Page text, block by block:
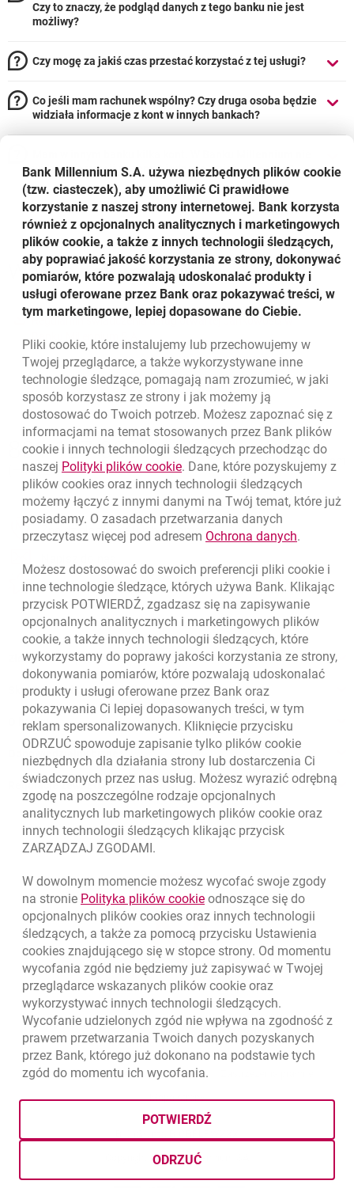
Czy to znaczy, że podgląd danych z tego banku nie jest
możliwy?
Czy mogę za jakiś czas przestać korzystać z tej usługi?
Co jeśli mam rachunek wspólny? Czy druga osoba będzie
widziała informacje z kont w innych bankach?
widzę informacji na temat jednego z nich, dlaczego?
Ważnedokumenty
???link.opens.in.new.window???
Regulamin świadczenia usług otwartej bankowości w
Nawigacja dolna
Zadzwoń do nas
801 127 000
(+48) 22 598 41 33
Migam
Znajdź placówkę lub bankomat otwiera się w nowej karcie
Oceń nas otwiera się w nowej karcie
Złóż wniosek przez internet
Skontaktuj się ze Specjalistą
O banku
Odpowiedzialny biznes
Regulacje zewnętrzne
Ochrona danychotwiera się w nowej karcie
Ustawieniacookies
Mapa stronyotwiera się w nowej karcie
© Bank Millennium SA
Bank Millennium S.A. używa niezbędnych plików cookie
(tzw. ciasteczek), aby umożliwić Ci prawidłowe
korzystanie z naszej strony internetowej. Bank korzysta
również z opcjonalnych analitycznych i marketingowych
plików cookie, a także z innych technologii śledzących,
aby poprawiać jakość korzystania ze strony, dokonywać
pomiarów, które pozwalają udoskonalać produkty i
usługi oferowane przez Bank oraz pokazywać treści, w
tym marketingowe, lepiej dopasowane do Ciebie.
Pliki cookie, które instalujemy lub przechowujemy w
Twojej przeglądarce, a także wykorzystywane inne
technologie śledzące, pomagają nam zrozumieć, w jaki
sposób korzystasz ze strony i jak możemy ją
dostosować do Twoich potrzeb. Możesz zapoznać się z
informacjami na temat stosowanych przez Bank plików
cookie i innych technologii śledzących przechodząc do
naszej Polityki plików cookielink otwiera się w nowym oknie
. Dane, które pozyskujemy z
plików cookies oraz innych technologii śledzących
możemy łączyć z innymi danymi na Twój temat, które już
posiadamy. O zasadach przetwarzania danych
przeczytasz więcej pod adresem Ochrona danychlink
.
Możesz dostosować do swoich preferencji pliki cookie i
inne technologie śledzące, których używa Bank. Klikając
przycisk POTWIERDŹ, zgadzasz się na zapisywanie
opcjonalnych analitycznych i marketingowych plików
cookie, a także innych technologii śledzących, które
wykorzystamy do poprawy jakości korzystania ze strony,
dokonywania pomiarów, które pozwalają udoskonalać
produkty i usługi oferowane przez Bank oraz
pokazywania Ci lepiej dopasowanych treści, w tym
reklam spersonalizowanych. Kliknięcie przycisku
ODRZUĆ spowoduje zapisanie tylko plików cookie
niezbędnych dla działania strony lub dostarczenia Ci
świadczonych przez nas usług. Możesz wyrazić odrębną
zgodę na poszczególne rodzaje opcjonalnych
analitycznych lub marketingowych plików cookie oraz
innych technologii śledzących klikając przycisk
ZARZĄDZAJ ZGODAMI.
W dowolnym momencie możesz wycofać swoje zgody
na stronie Polityka plików cookielink otwiera się w nowym
odnoszące się do
opcjonalnych plików cookies oraz innych technologii
śledzących, a także za pomocą przycisku Ustawienia
cookies znajdującego się w stopce strony. Od momentu
wycofania zgód nie będziemy już zapisywać w Twojej
przeglądarce wskazanych plików cookie oraz
wykorzystywać innych technologii śledzących.
Wycofanie udzielonych zgód nie wpływa na zgodność z
prawem przetwarzania Twoich danych pozyskanych
przez Bank, którego już dokonano na podstawie tych
zgód do momentu ich wycofania.
ODRZUĆ
POTWIERDŹ